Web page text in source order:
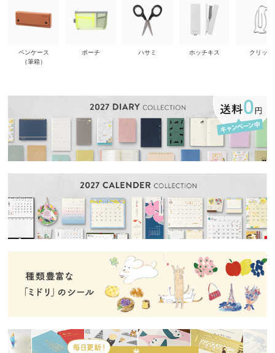
ペンケース
（筆箱）
ポーチ ハサミ ホッチキス クリップ